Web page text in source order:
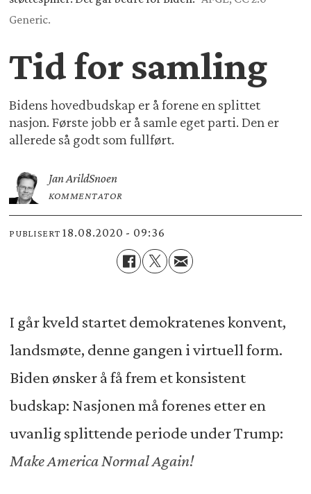
Generic.
Tid for samling
Bidens hovedbudskap er å forene en splittet
nasjon. Første jobb er å samle eget parti. Den er
allerede så godt som fullført.
Jan ArildSnoen
KOMMENTATOR
PUBLISERT 18.08.2020 - 09:36
I går kveld startet demokratenes konvent,
landsmøte, denne gangen i virtuell form.
Biden ønsker å få frem et konsistent
budskap: Nasjonen må forenes etter en
uvanlig splittende periode under Trump:
Make America Normal Again!